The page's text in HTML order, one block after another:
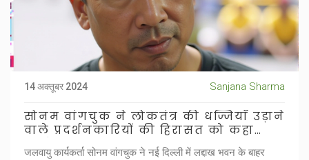
14 अक्तूबर 2024 Sanjana Sharma
सोनम वांगचुक ने लोकतंत्र की धज्जियाँ उड़ाने
वाले प्रदर्शनकारियों की हिरासत को कहा
'कलंक'
जलवायु कार्यकर्ता सोनम वांगचुक ने नई दिल्ली में लद्दाख भवन के बाहर